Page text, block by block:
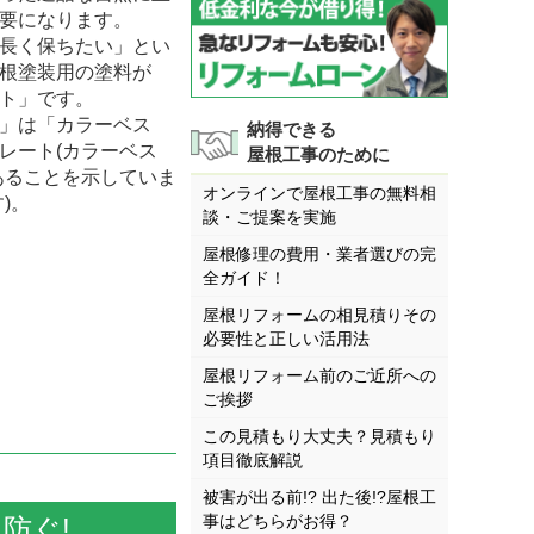
になります。
く保ちたい」とい
塗装用の塗料が
」です。
は「カラーベス
ート(カラーベス
ことを示していま
納得できる
屋根工事のために
オンラインで屋根工事の無料相
談・ご提案を実施
屋根修理の費用・業者選びの完
全ガイド！
屋根リフォームの相見積りその
必要性と正しい活用法
屋根リフォーム前のご近所への
ご挨拶
この見積もり大丈夫？見積もり
項目徹底解説
被害が出る前!? 出た後!?屋根工
事はどちらがお得？